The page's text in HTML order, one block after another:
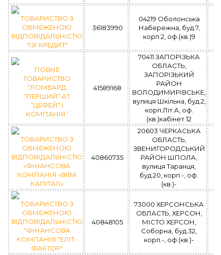
ТОВАРИСТВО З
ОБМЕЖЕНОЮ
ВІДПОВІДАЛЬНІСТЮ
"ІЗІ КРЕДИТ"
36183990
04219 Оболонська
Набережна, буд.7,
корп.2, оф.(кв.)9
ПОВНЕ
ТОВАРИСТВО
“ЛОМБАРД
”ПЕРШИЙ“ АТ
”ЦЕФЕЙ“ І
КОМПАНІЯ”
41589168
70411 ЗАПОРІЗЬКА
ОБЛАСТЬ,
ЗАПОРІЗЬКИЙ
РАЙОН
ВОЛОДИМИРІВСЬКЕ,
вулиця Шкільна, буд.2,
корп.Літ.А, оф.
(кв.)кабінет 12
ТОВАРИСТВО З
ОБМЕЖЕНОЮ
ВІДПОВІДАЛЬНІСТЮ
«ФІНАНСОВА
КОМПАНІЯ «ВІВА
КАПІТАЛ»
40860735
20603 ЧЕРКАСЬКА
ОБЛАСТЬ,
ЗВЕНИГОРОДСЬКИЙ
РАЙОН ШПОЛА,
вулиця Таранця,
буд.20, корп.-, оф.
(кв.)-
ТОВАРИСТВО З
ОБМЕЖЕНОЮ
ВІДПОВІДАЛЬНІСТЮ
"ФІНАНСОВА
КОМПАНІЯ "ЕЛІТ-
ФАКТОР"
40848105
73000 ХЕРСОНСЬКА
ОБЛАСТЬ, ХЕРСОН,
МІСТО ХЕРСОН,
Соборна, буд.32,
корп.-, оф.(кв.)-